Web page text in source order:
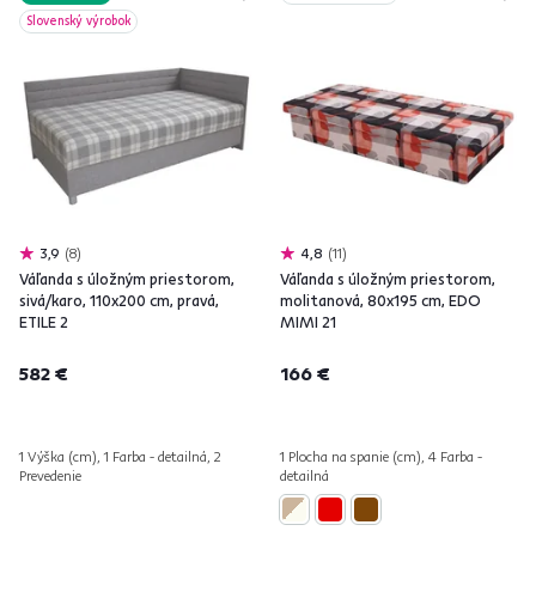
Slovenský výrobok
3,9 8
Váľanda s úložným priestorom,
sivá/karo, 110x200 cm, pravá,
ETILE 2
582 €
1 Výška (cm), 1 Farba - detailná, 2
Prevedenie
4,8 11
Váľanda s úložným priestorom,
molitanová, 80x195 cm, EDO
MIMI 21
166 €
1 Plocha na spanie (cm), 4 Farba -
detailná